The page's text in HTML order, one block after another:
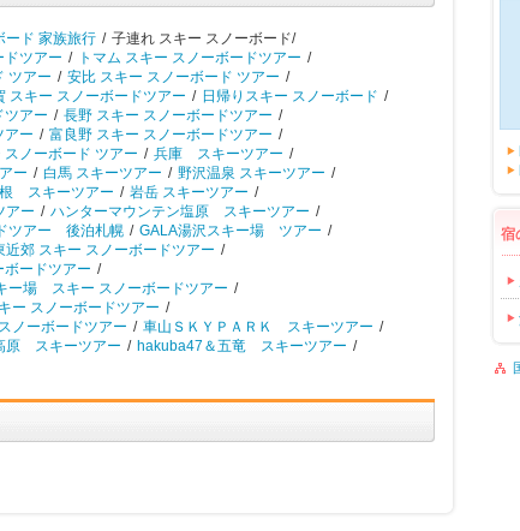
ード 家族旅行 / 子連れ スキー スノーボード/
ドツアー / トマム スキー スノーボードツアー /
ツアー / 安比 スキー スノーボード ツアー /
スキー スノーボードツアー / 日帰りスキー スノーボード /
ツアー / 長野 スキー スノーボードツアー /
アー / 富良野 スキー スノーボードツアー /
ノーボード ツアー / 兵庫 スキーツアー /
ー / 白馬 スキーツアー / 野沢温泉 スキーツアー /
スキーツアー / 岩岳 スキーツアー /
ー / ハンターマウンテン塩原 スキーツアー /
ツアー 後泊札幌 / GALA湯沢スキー場 ツアー /
近郊 スキー スノーボードツアー /
ボードツアー /
ー場 スキー スノーボードツアー /
ー スノーボードツアー /
ノーボードツアー / 車山ＳＫＹＰＡＲＫ スキーツアー /
原 スキーツアー / hakuba47＆五竜 スキーツアー /
宿